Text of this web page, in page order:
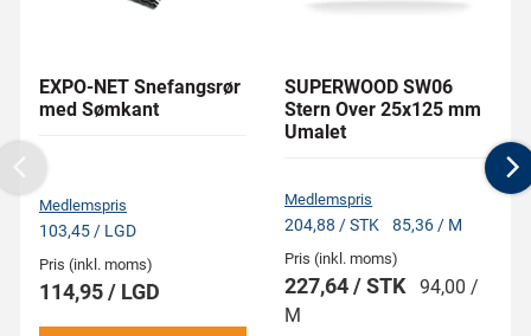
EXPO-NET Snefangsrør
med Sømkant
Medlemspris
103,45 / LGD
Pris (inkl. moms)
114,95 / LGD
SUPERWOOD SW06
Stern Over 25x125 mm
Umalet
Medlemspris
204,88 / STK 85,36 / M
Pris (inkl. moms)
227,64 / STK 94,00 /
M
Previous